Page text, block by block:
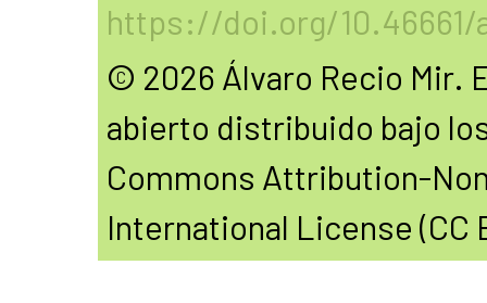
https://doi.org/10.46661/
© 2026 Álvaro Recio Mir.
abierto distribuido bajo
Commons Attribution-
International License (CC